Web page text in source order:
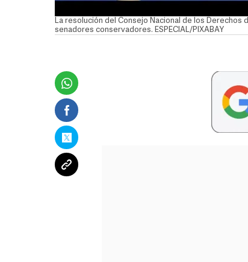
La resolución del Consejo Nacional de los
senadores conservadores. ESPECIAL/PIXABAY